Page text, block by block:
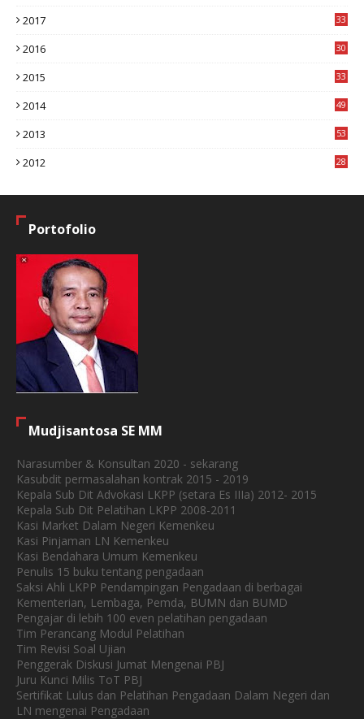
2017
33
2016
30
2015
33
2014
49
2013
53
2012
28
Portofolio
Mudjisantosa SE MM
Narasumber & Konsultan 2020 - sekarang
Kasubdit permasalahan kontrak 2015 - 2019
Kepala Sub Dit Advokasi LKPP (setara Es IIIa) 2012- 2015
Kepala Sub Dit Pelatihan LKPP 2008-2011
Kasi Market Dalam Negeri Kemenkeu
Kasi Pinjaman LN Kemenkeu
Kasi Bendahara Umum Kemenkeu
Penulis 15 buku tentang pengadaan
Saksi Ahli LKPP Pendampingan Pengadaan di berbagai
Kementerian, Lembaga, Pemda, BUMN dan BUMD
Pengajar di lebih 100 even pelatihan pengadaan
Tim Perancang Modul Pelatihan
Tim Revisi Soal Ujian
Penggerak Diskusi Jumat Mengenai PBJ
Juru Kunci Milis ToT PBJ
Sertifikat Lulus dan Pelatihan Pengadaan Dalam Negeri dan
LN mengenai Pengadaan